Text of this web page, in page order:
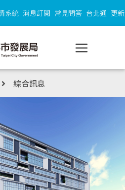
系統 消息訂閱 常見問答 台北通 更
綜合訊息